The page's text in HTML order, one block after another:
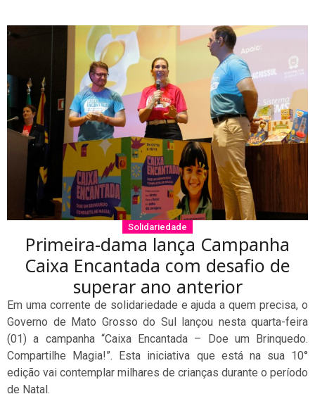
Solidariedade
Primeira-dama lança Campanha
Caixa Encantada com desafio de
superar ano anterior
Em uma corrente de solidariedade e ajuda a quem precisa, o
Governo de Mato Grosso do Sul lançou nesta quarta-feira
(01) a campanha “Caixa Encantada – Doe um Brinquedo.
Compartilhe Magia!”. Esta iniciativa que está na sua 10°
edição vai contemplar milhares de crianças durante o período
de Natal.